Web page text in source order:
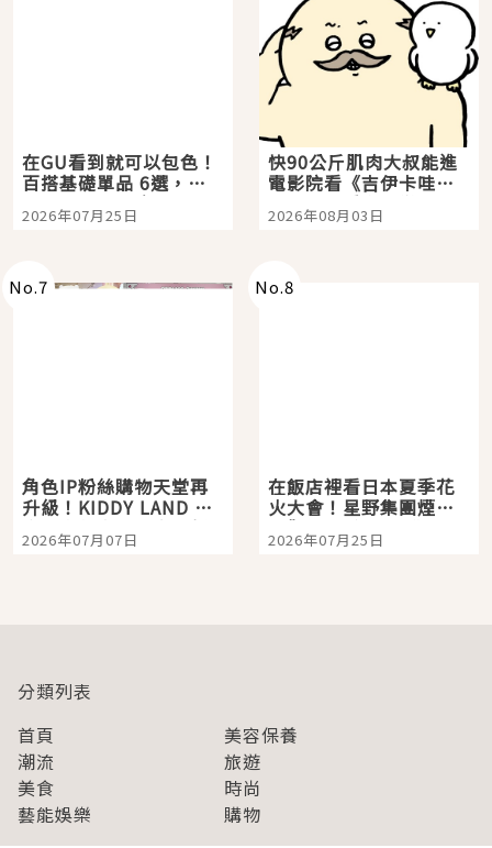
在GU看到就可以包色！
百搭基礎單品 6選，閉
眼全收也不心疼
2026年07月25日
快90公斤肌肉大叔能進
電影院看《吉伊卡哇》
嗎？日本重金屬樂團
「打首」會長與nagano
2026年08月03日
No.7
角色IP粉絲購物天堂再
升級！KIDDY LAND 原
宿店吉伊卡哇迎客，新
開幕 OMOKADO 店3分
2026年07月07日
No.8
在飯店裡看日本夏季花
火大會！星野集團煙火
景觀飯店6選，讓你不用
人擠人悠閒欣賞
2026年07月25日
分類列表
首頁
美容保養
潮流
旅遊
美食
時尚
藝能娛樂
購物